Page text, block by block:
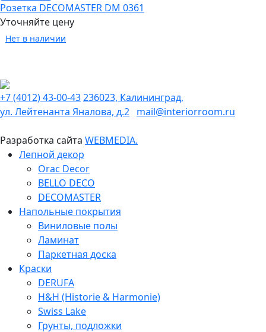
Розетка DECOMASTER DM 0361
Уточняйте цену
Нет в наличии
+7 (4012) 43-00-43236023, Калининград,
ул. Лейтенанта Яналова, д.2 mail@interiorroom.ru
Разработка сайта WEBMEDIA.
Лепной декор
Orac Decor
BELLO DECO
DECOMASTER
Напольные покрытия
Виниловые полы
Ламинат
Паркетная доска
Краски
DERUFA
H&H (Historie & Harmonie)
Swiss Lake
Грунты, подложки